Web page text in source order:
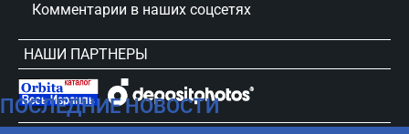
ПОСЛЕДНИЕ НОВОСТИ
Комментарии в наших соцсетях
НАШИ ПАРТНЕРЫ